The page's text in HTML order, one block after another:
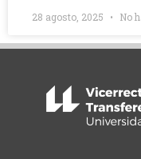
28 agosto, 2025 No